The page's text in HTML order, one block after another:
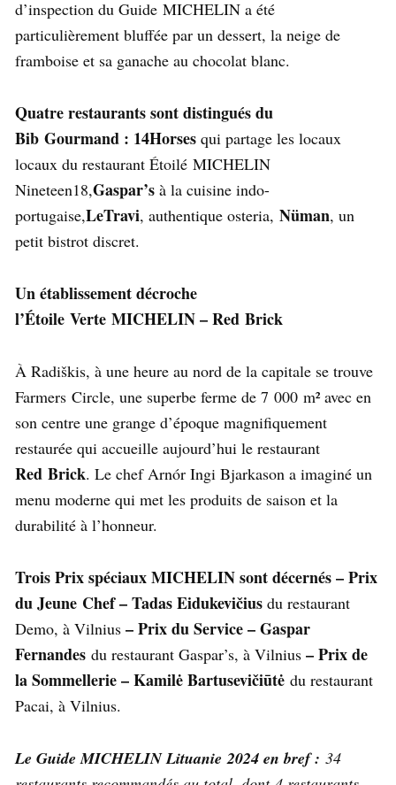
d’inspection du Guide MICHELIN a été
particulièrement bluffée par un dessert, la neige de
framboise et sa ganache au chocolat blanc.
Quatre restaurants sont distingués du
Bib Gourmand : 14Horses qui partage les locaux
locaux du restaurant Étoilé MICHELIN
Nineteen18,Gaspar’s à la cuisine indo-
portugaise,LeTravi, authentique osteria, Nüman, un
petit bistrot discret.
Un établissement décroche
l’Étoile Verte MICHELIN – Red Brick
À Radiškis, à une heure au nord de la capitale se trouve
Farmers Circle, une superbe ferme de 7 000 m² avec en
son centre une grange d’époque magnifiquement
restaurée qui accueille aujourd’hui le restaurant
Red Brick. Le chef Arnór Ingi Bjarkason a imaginé un
menu moderne qui met les produits de saison et la
durabilité à l’honneur.
Trois Prix spéciaux MICHELIN sont décernés – Prix
du Jeune Chef – Tadas Eidukevičius du restaurant
Demo, à Vilnius – Prix du Service – Gaspar
Fernandes du restaurant Gaspar’s, à Vilnius – Prix de
la Sommellerie – Kamilė Bartusevičiūtė du restaurant
Pacai, à Vilnius.
Le Guide MICHELIN Lituanie 2024 en bref : 34